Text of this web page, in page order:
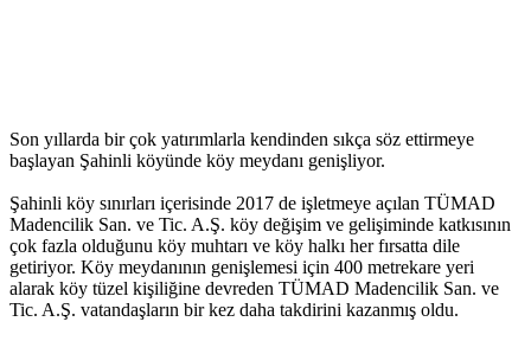
Son yıllarda bir çok yatırımlarla kendinden sıkça söz ettirmeye
başlayan Şahinli köyünde köy meydanı genişliyor.
Şahinli köy sınırları içerisinde 2017 de işletmeye açılan TÜMAD
Madencilik San. ve Tic. A.Ş. köy değişim ve gelişiminde katkısının
çok fazla olduğunu köy muhtarı ve köy halkı her fırsatta dile
getiriyor. Köy meydanının genişlemesi için 400 metrekare yeri
alarak köy tüzel kişiliğine devreden TÜMAD Madencilik San. ve
Tic. A.Ş. vatandaşların bir kez daha takdirini kazanmış oldu.